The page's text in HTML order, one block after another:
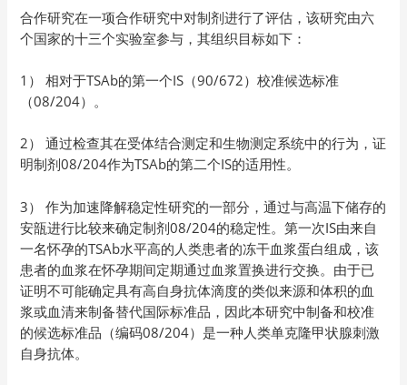
合作研究在一项合作研究中对制剂进行了评估，该研究由六
个国家的十三个实验室参与，其组织目标如下：
1） 相对于TSAb的第一个IS（90/672）校准候选标准
（08/204）。
2） 通过检查其在受体结合测定和生物测定系统中的行为，证
明制剂08/204作为TSAb的第二个IS的适用性。
3） 作为加速降解稳定性研究的一部分，通过与高温下储存的
安瓿进行比较来确定制剂08/204的稳定性。第一次IS由来自
一名怀孕的TSAb水平高的人类患者的冻干血浆蛋白组成，该
患者的血浆在怀孕期间定期通过血浆置换进行交换。由于已
证明不可能确定具有高自身抗体滴度的类似来源和体积的血
浆或血清来制备替代国际标准品，因此本研究中制备和校准
的候选标准品（编码08/204）是一种人类单克隆甲状腺刺激
自身抗体。